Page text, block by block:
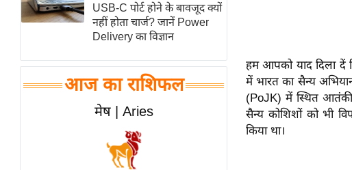
आर.
आई.
समीक्षा
धर्म
ज्योतिष
USB-C पोर्ट होने के बावजूद क्यों
नहीं होता चार्ज? जानें Power
Delivery का विज्ञान
आज का राशिफल
मेष | Aries
हम आपको याद दिला दें
में भारत का सैन्य
(PoJK) में स्थित आतंकी
सैन्य कोशिशों को भी
किया था।